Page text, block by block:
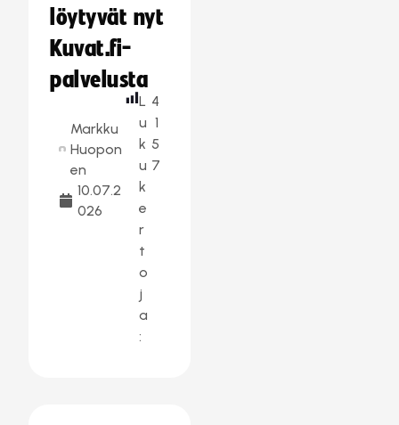
löytyvät nyt
Kuvat.fi-
palvelusta
Markku
Huopon
en
10.07.2
026
L
u
k
u
k
e
r
t
o
j
a
:
4
1
5
7